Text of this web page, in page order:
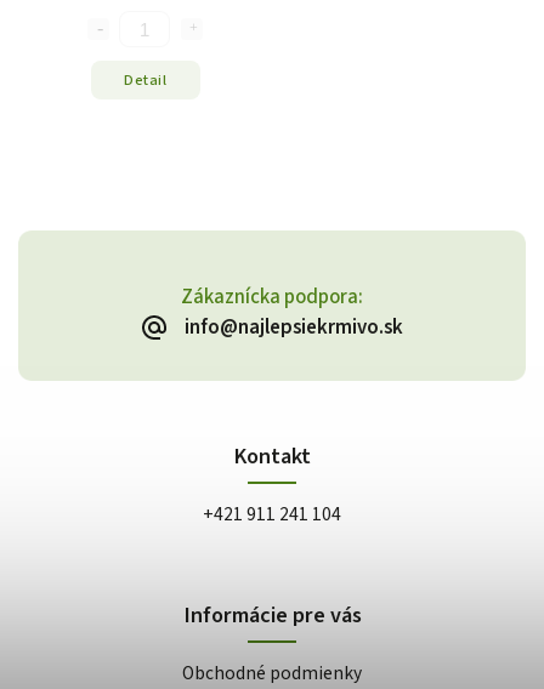
Detail
Zákaznícka podpora:
info@najlepsiekrmivo.sk
Kontakt
+421 911 241 104
Informácie pre vás
Obchodné podmienky